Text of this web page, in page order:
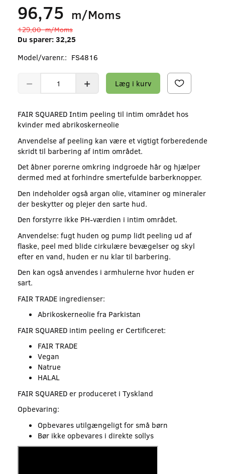
96,75 m/Moms
129,00m/Moms
Du sparer: 32,25
Model/varenr.: FS4816
Læg i kurv
FAIR SQUARED Intim peeling til intim området hos
kvinder med abrikoskerneolie
Anvendelse af peeling kan være et vigtigt forberedende
skridt til barbering af intim området.
Det åbner porerne omkring indgroede hår og hjælper
dermed med at forhindre smertefulde barberknopper.
Den indeholder også argan olie, vitaminer og mineraler
der beskytter og plejer den sarte hud.
Den forstyrre ikke PH-værdien i intim området.
Anvendelse: fugt huden og pump lidt peeling ud af
flaske, peel med blide cirkulære bevægelser og skyl
efter en vand, huden er nu klar til barbering.
Den kan også anvendes i armhulerne hvor huden er
sart.
FAIR TRADE ingredienser:
Abrikoskerneolie fra Parkistan
FAIR SQUARED intim peeling er Certificeret:
FAIR TRADE
Vegan
Natrue
HALAL
FAIR SQUARED er produceret i Tyskland
Opbevaring:
Opbevares utilgængeligt for små børn
Bør ikke opbevares i direkte sollys